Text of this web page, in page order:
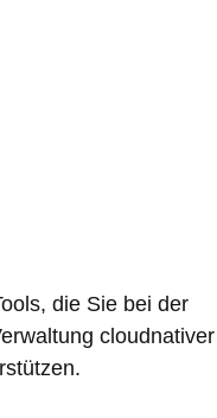
die Sie bei der
cloudnativer